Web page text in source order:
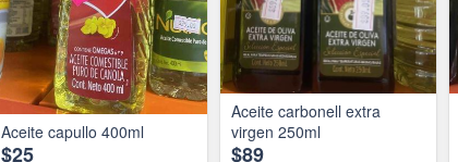
Aceite capullo 400ml
$25
Aceite carbonell extra
virgen 250ml
$89